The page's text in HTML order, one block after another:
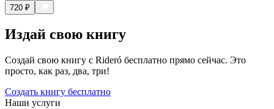
720 ₽
Издай свою книгу
Создай свою книгу с Rideró бесплатно прямо сейчас. Это
просто, как раз, два, три!
Создать книгу бесплатно
Наши услуги